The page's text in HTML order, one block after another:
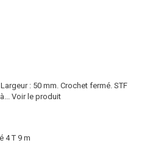
: 50 mm. Crochet fermé. STF
Voir le produit
4 T 9 m